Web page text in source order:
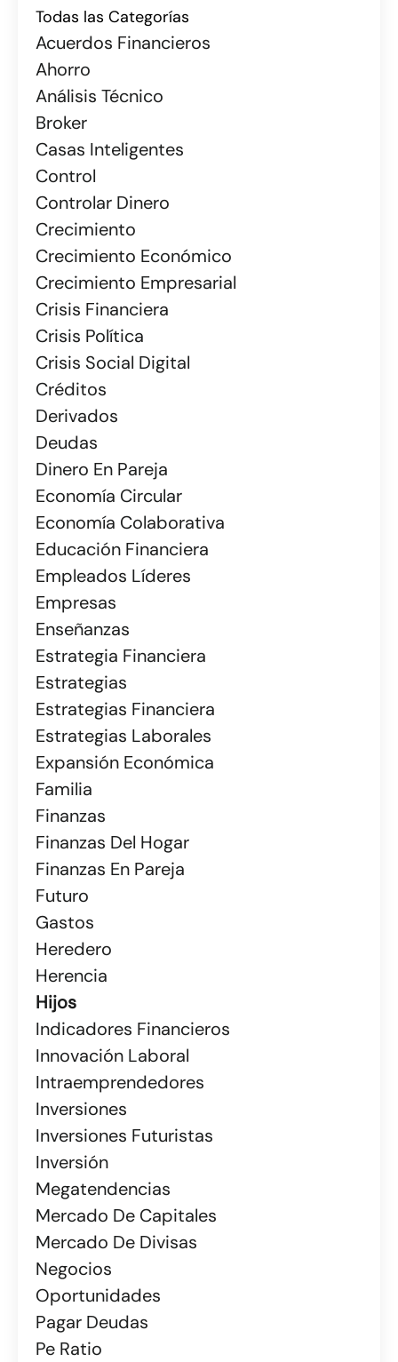
Todas las Categorías
Acuerdos Financieros
Ahorro
Análisis Técnico
Broker
Casas Inteligentes
Control
Controlar Dinero
Crecimiento
Crecimiento Económico
Crecimiento Empresarial
Crisis Financiera
Crisis Política
Crisis Social Digital
Créditos
Derivados
Deudas
Dinero En Pareja
Economía Circular
Economía Colaborativa
Educación Financiera
Empleados Líderes
Empresas
Enseñanzas
Estrategia Financiera
Estrategias
Estrategias Financiera
Estrategias Laborales
Expansión Económica
Familia
Finanzas
Finanzas Del Hogar
Finanzas En Pareja
Futuro
Gastos
Heredero
Herencia
Hijos
Indicadores Financieros
Innovación Laboral
Intraemprendedores
Inversiones
Inversiones Futuristas
Inversión
Megatendencias
Mercado De Capitales
Mercado De Divisas
Negocios
Oportunidades
Pagar Deudas
Pe Ratio